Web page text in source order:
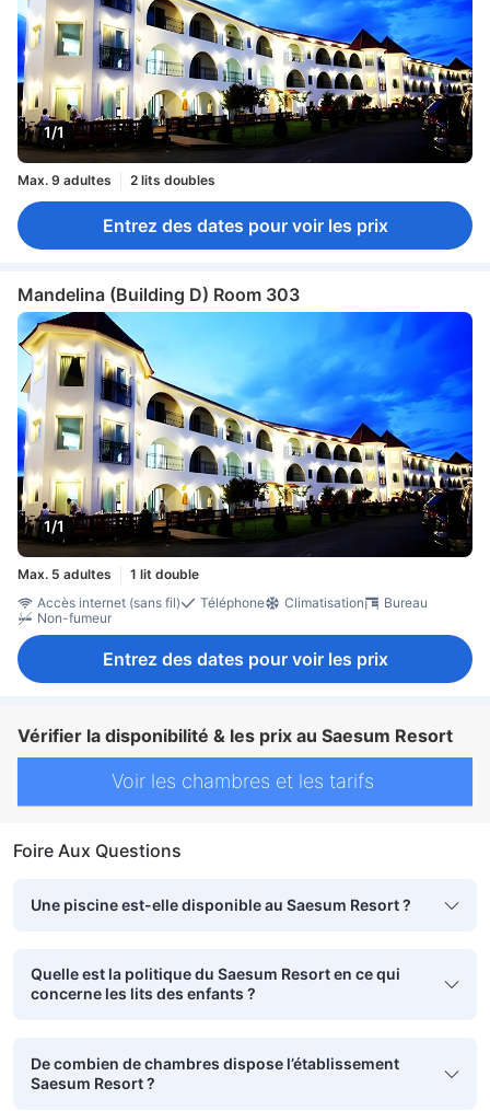
1/1
Max. 9 adultes 2 lits doubles
Entrez des dates pour voir les prix
Mandelina (Building D) Room 303
1/1
Max. 5 adultes
1 lit double
Accès internet (sans fil)
Téléphone Climatisation
Bureau
Non-fumeur
Entrez des dates pour voir les prix
Vérifier la disponibilité & les prix au Saesum Resort
Voir les chambres et les tarifs
Foire Aux Questions
Une piscine est-elle disponible au Saesum Resort ?
Quelle est la politique du Saesum Resort en ce qui
concerne les lits des enfants ?
De combien de chambres dispose l’établissement
Saesum Resort ?